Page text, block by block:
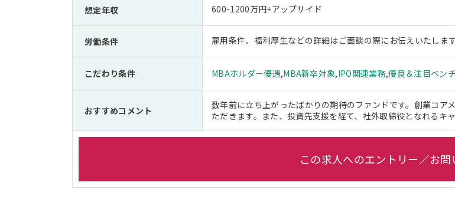
想定年収 600-1200万円+アップサイド
労働条件 雇用条件、福利厚生などの詳細はご面談の際にお伝えいたします
こだわり条件 MBAホルダー優遇,MBA新卒対象,IPO関連業務,優良＆注目ベン
おすすめコメント
数年前に立ち上がったばかりの期待のファンドです。創業コ
ただきます。また、投資先支援を経て、社外取締役となれるキ
この求人へのエントリー／お問